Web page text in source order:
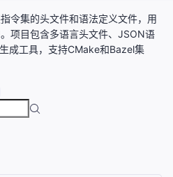
令集的头文件和语法定义文件，用
项目包含多语言头文件、JSON语
成工具，支持CMake和Bazel集